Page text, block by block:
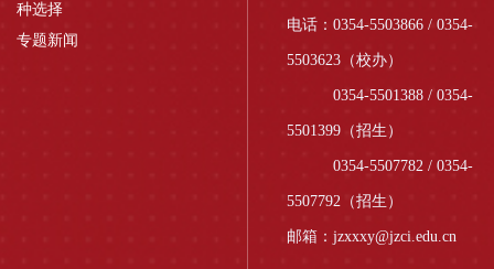
种选择
专题新闻
电话：0354-5503866 / 0354-
5503623（校办）
0354-5501388 / 0354-
5501399（招生）
0354-5507782 / 0354-
5507792（招生）
邮箱：jzxxxy@jzci.edu.cn